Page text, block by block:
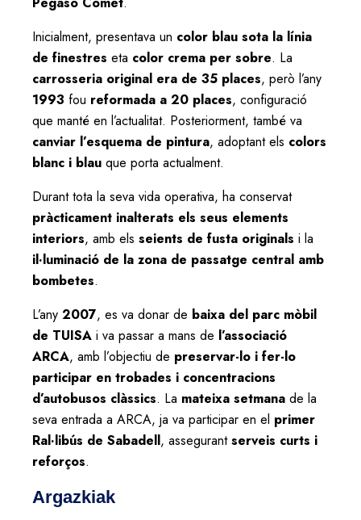
Inicialment, presentava un color blau sota la línia
de finestres eta color crema per sobre. La
carrosseria original era de 35 places, però l’any
1993 fou reformada a 20 places, configuració
que manté en l’actualitat. Posteriorment, també va
canviar l’esquema de pintura, adoptant els colors
blanc i blau que porta actualment.
Durant tota la seva vida operativa, ha conservat
pràcticament inalterats els seus elements
interiors, amb els seients de fusta originals i la
il·luminació de la zona de passatge central amb
bombetes.
L’any 2007, es va donar de baixa del parc mòbil
de TUISA i va passar a mans de l’associació
ARCA, amb l’objectiu de preservar-lo i fer-lo
participar en trobades i concentracions
d’autobusos clàssics. La mateixa setmana de la
seva entrada a ARCA, ja va participar en el primer
Ral·libús de Sabadell, assegurantserveis curts i
reforços.
Argazkiak